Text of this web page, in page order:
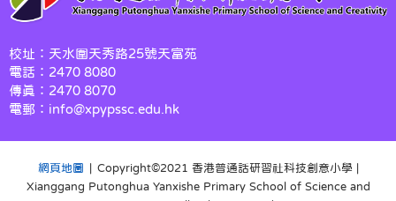
校址：天水圍天秀路25號天富苑
電話：2470 8080
傳真：2470 8070
電郵：info@xpypssc.edu.hk
網頁地圖 | Copyright©️2021 香港普通話研習社科技創意小學 |
Xianggang Putonghua Yanxishe Primary School of Science and